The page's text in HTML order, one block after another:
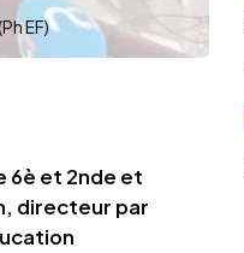
EF)
6è et 2nde et
directeur par